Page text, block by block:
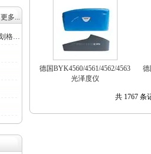
更多...
德国仪力信Erichsen430P电动划格试验仪
德国BYK4560/4561/4562/4563
光泽度仪
共 1767 条